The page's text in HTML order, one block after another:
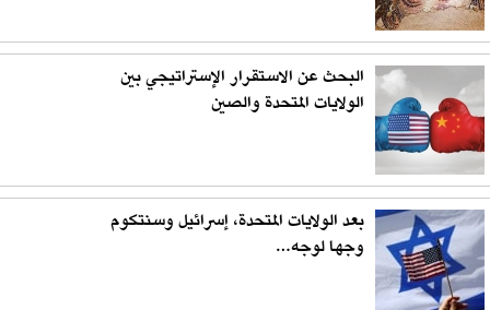
البحث عن الاستقرار الإستراتيجي بين
الولايات المتحدة والصين
بعد الولايات المتحدة، إسرائيل وسنتكوم
وجها لوجه…